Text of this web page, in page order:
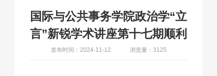
国际与公共事务学院政治学“立
言”新锐学术讲座第十七期顺利
发布时间：2024-11-12 浏览量：3125